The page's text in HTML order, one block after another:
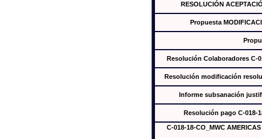
RESOLUCIÓN
Propuesta
Resolución Colaboradores C-
Resolución modificación
Informe subsanación
Resolución pago C-018-
C-018-18-CO_MWC